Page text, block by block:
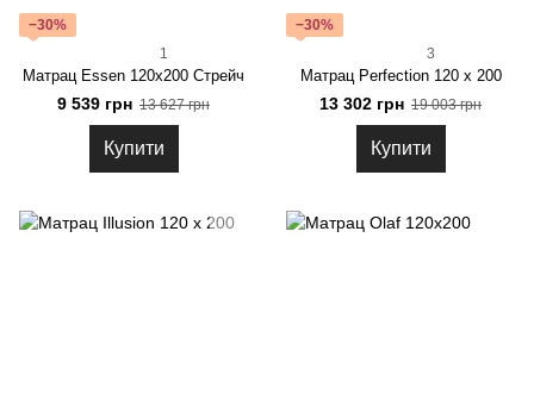
−30%
1
Матрац Essen 120х200 Стрейч
9 539 грн 13 627 грн
Купити
−30%
3
Матрац Perfection 120 x 200
13 302 грн 19 003 грн
Купити